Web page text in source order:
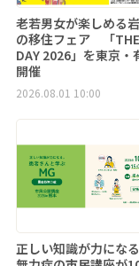
老若男女が楽しめる
の移住フェア 「
DAY 2026」を東京・
開催
2026.08.01 10:00
正しい知識が力にな